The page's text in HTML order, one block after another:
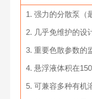
1. 强力的分散泵（
2. 几乎免维护的设
3. 重要色散参数的
4. 悬浮液体积在
5. 可兼容多种有机